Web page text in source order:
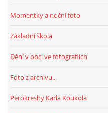
Momentky a noční foto
Základní škola
Dění v obci ve fotografiích
Foto z archivu...
Perokresby Karla Koukola